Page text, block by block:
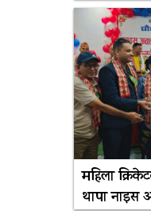
महिला
थापा नाइस